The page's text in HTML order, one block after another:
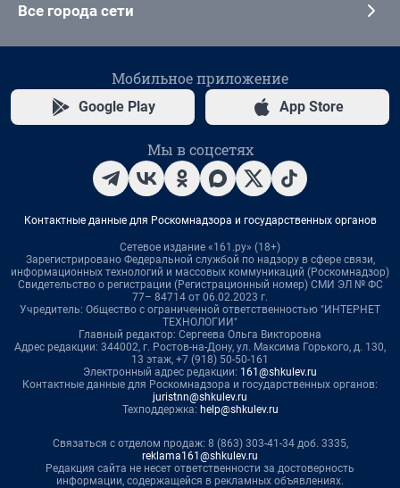
Все города сети
Мобильное приложение
Google Play App Store
Мы в соцсетях
Контактные данные для Роскомнадзора и государственных органов
Сетевое издание «161.ру» (18+)
Зарегистрировано Федеральной службой по надзору в сфере связи,
информационных технологий и массовых коммуникаций (Роскомнадзор)
Свидетельство о регистрации (Регистрационный номер) СМИ ЭЛ № ФС
77– 84714 от 06.02.2023 г.
Учредитель: Общество с ограниченной ответственностью "ИНТЕРНЕТ
ТЕХНОЛОГИИ"
Главный редактор: Сергеева Ольга Викторовна
Адрес редакции: 344002, г. Ростов-на-Дону, ул. Максима Горького, д. 130,
13 этаж, +7 (918) 50-50-161
Электронный адрес редакции: 161@shkulev.ru
Контактные данные для Роскомнадзора и государственных органов:
juristnn@shkulev.ru
Техподдержка: help@shkulev.ru
Связаться с отделом продаж: 8 (863) 303-41-34 доб. 3335,
reklama161@shkulev.ru
Редакция сайта не несет ответственности за достоверность
информации, содержащейся в рекламных объявлениях.